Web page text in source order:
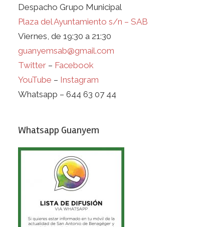
Despacho Grupo Municipal
Plaza del Ayuntamiento s/n – SAB
Viernes, de 19:30 a 21:30
guanyemsab@gmail.com
Twitter – Facebook
YouTube – Instagram
Whatsapp – 644 63 07 44
Whatsapp Guanyem